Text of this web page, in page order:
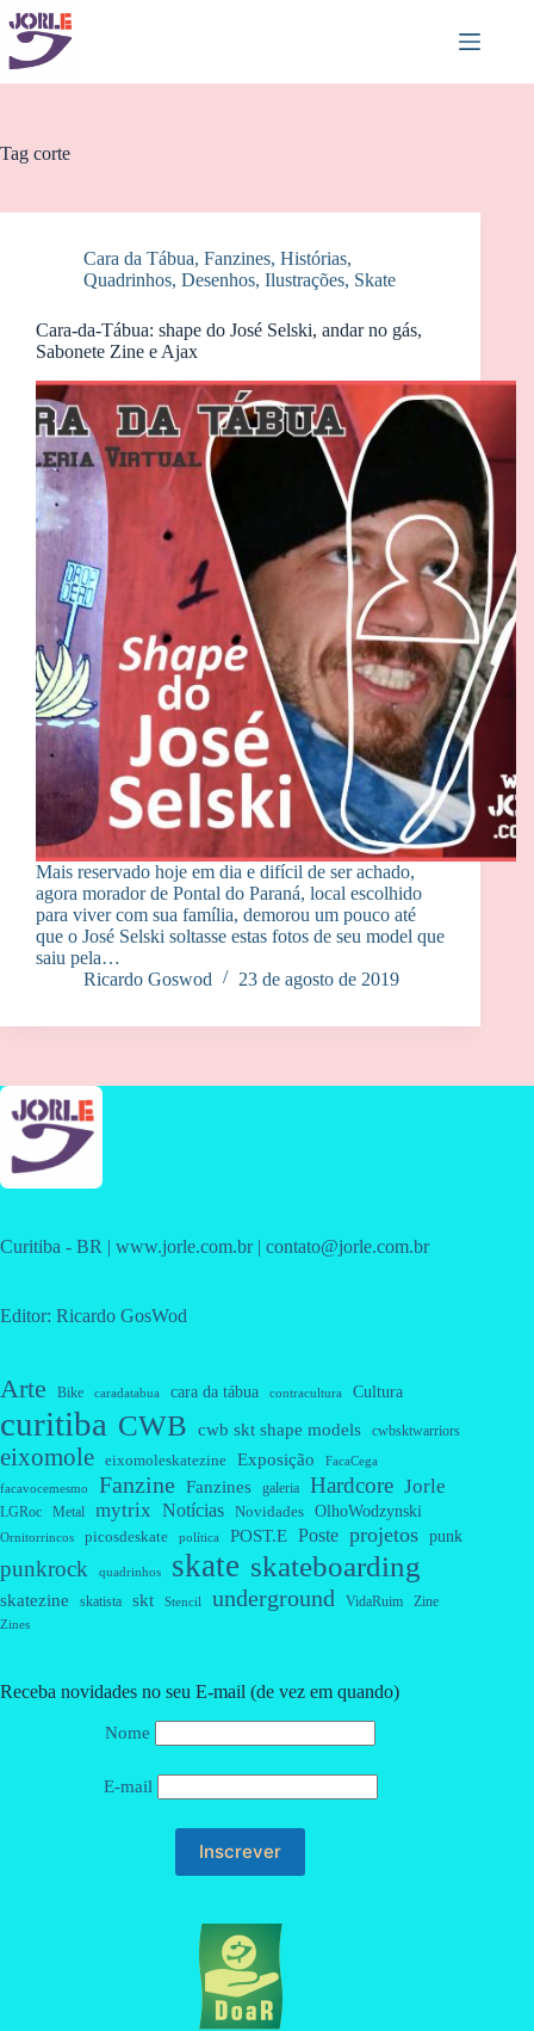
Pular
para
conteúdo
Tag corte
Cara da Tábua, Fanzines, Histórias,
Quadrinhos, Desenhos, Ilustrações, Skate
Cara-da-Tábua: shape do José Selski, andar no gás,
Sabonete Zine e Ajax
Mais reservado hoje em dia e difícil de ser achado,
agora morador de Pontal do Paraná, local escolhido
para viver com sua família, demorou um pouco até
que o José Selski soltasse estas fotos de seu model que
saiu pela…
Ricardo Goswod
23 de agosto de 2019
Curitiba - BR | www.jorle.com.br | contato@jorle.com.br
Editor: Ricardo GosWod
Arte Bike caradatabua cara da tábua contracultura Cultura
curitiba CWB cwb skt shape models cwbsktwarriors
eixomole eixomoleskatezine Exposição FacaCega
facavocemesmo Fanzine Fanzines galeria Hardcore Jorle
LGRoc Metal mytrix Notícias Novidades OlhoWodzynski
Ornitorrincos picosdeskate política POST.E Poste projetos punk
punkrock quadrinhos skate skateboarding
skatezine skatista skt Stencil underground VidaRuim Zine
Zines
Receba novidades no seu E-mail (de vez em quando)
Nome
E-mail